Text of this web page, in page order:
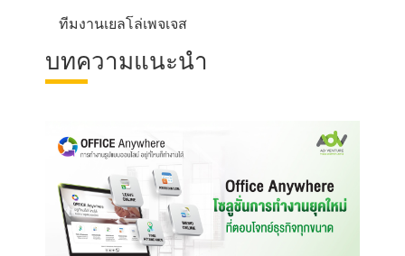
ทีมงานเยลโล่เพจเจส
บทความแนะนำ